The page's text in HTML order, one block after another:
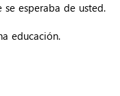
esperaba de usted.
educación.